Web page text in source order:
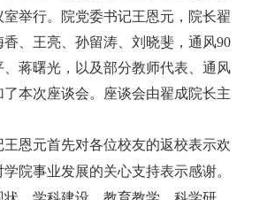
举行。院党委书记王恩元，院长翟
香、王亮、孙留涛、刘晓斐，通风90
蒋曙光，以及部分教师代表、通风
本次座谈会。座谈会由翟成院长主
王恩元首先对各位校友的返校表示欢
院事业发展的关心支持表示感谢。